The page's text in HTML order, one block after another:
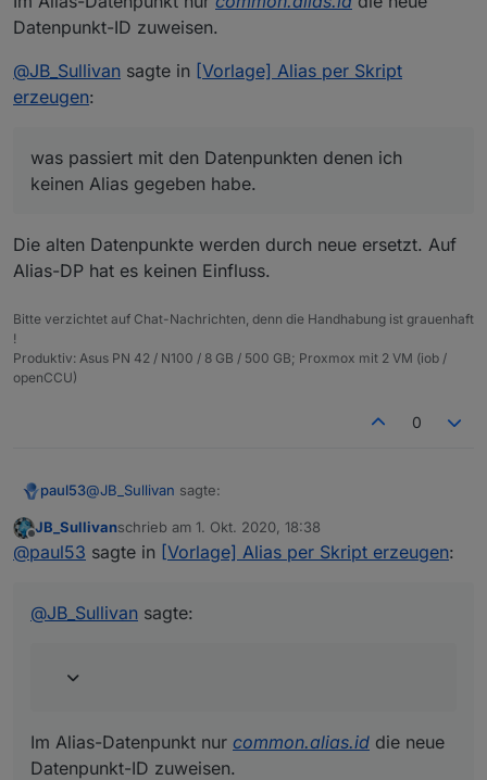
Datenpunkt-ID zuweisen.
@JB_Sullivan sagte in [Vorlage] Alias per Skript
erzeugen:
was passiert mit den Datenpunkten denen ich
keinen Alias gegeben habe.
Die alten Datenpunkte werden durch neue ersetzt. Auf
Alias-DP hat es keinen Einfluss.
Bitte verzichtet auf Chat-Nachrichten, denn die Handhabung ist grauenhaft
!
Produktiv: Asus PN 42 / N100 / 8 GB / 500 GB; Proxmox mit 2 VM (iob /
openCCU)
0
paul53@JB_Sullivan sagte:
Wie weise ich dieser Alias Bezeichnung die neue
Datenpunkt-ID zuweisen.
JB_Sullivan
Alias-DP hat es keinen Einfluss.
Offline
JB_Sullivanschrieb am 1. Okt. 2020, 18:38
zuletzt editiert von
@paul53 sagte in [Vorlage] Alias per Skript erzeugen:
@JB_Sullivan sagte:
Im Alias-Datenpunkt nur common.alias.id die neue
Datenpunkt-ID zuweisen.